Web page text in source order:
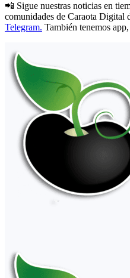
📲 Sigue nuestras noticias en
comunidades de Caraota Digital
Telegram. También tenemos